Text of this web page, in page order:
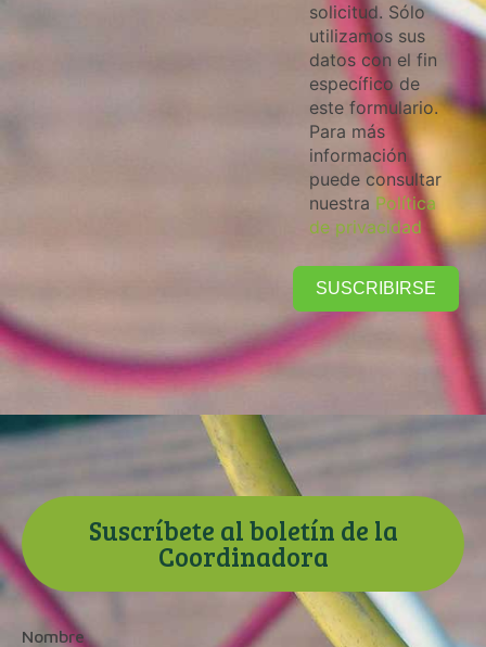
solicitud. Sólo
utilizamos sus
datos con el fin
específico de
este formulario.
Para más
información
puede consultar
nuestra Política
de privacidad
SUSCRIBIRSE
Suscríbete al boletín de la
Coordinadora
Nombre